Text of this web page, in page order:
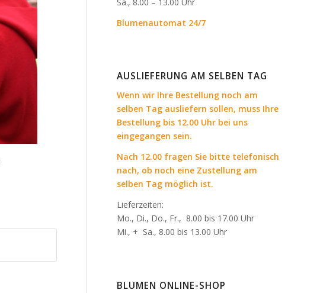
Blumenautomat 24/7
AUSLIEFERUNG AM SELBEN TAG
Wenn wir Ihre Bestellung noch am
selben Tag ausliefern sollen, muss Ihre
Bestellung bis 12.00 Uhr bei uns
eingegangen sein.
Nach 12.00 fragen Sie bitte telefonisch
nach, ob noch eine Zustellung am
selben Tag möglich ist.
Lieferzeiten:
Mo., Di., Do., Fr., 8.00 bis 17.00 Uhr
Mi., + Sa., 8.00 bis 13.00 Uhr
BLUMEN ONLINE-SHOP